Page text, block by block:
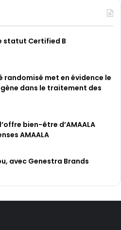
statut Certified B
randomisé met en évidence le
dans le traitement des
bien-être d’AMAALA
AMAALA
avec Genestra Brands